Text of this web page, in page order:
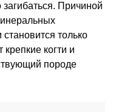
загибаться. Причиной
только
когти и
породе